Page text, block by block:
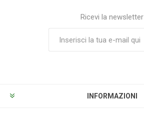
Ricevi la newsletter
INFORMAZIONI